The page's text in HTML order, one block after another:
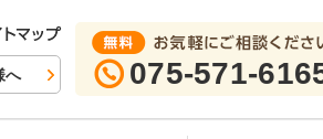
へ 075-571-